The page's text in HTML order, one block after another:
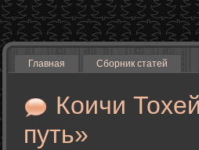
Главная Сборник статей
Коичи
путь»